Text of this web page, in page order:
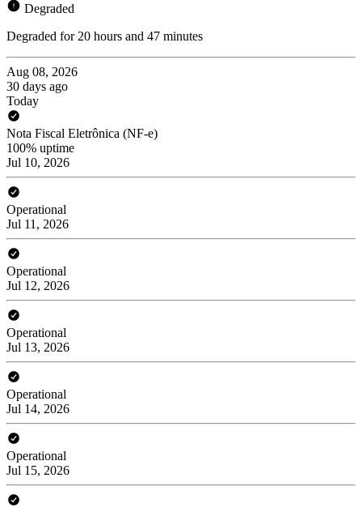
Degraded
Degraded for 20 hours and 47 minutes
Aug 08, 2026
30 days ago
Today
Nota Fiscal Eletrônica (NF-e)
100% uptime
Jul 10, 2026
Operational
Jul 11, 2026
Operational
Jul 12, 2026
Operational
Jul 13, 2026
Operational
Jul 14, 2026
Operational
Jul 15, 2026